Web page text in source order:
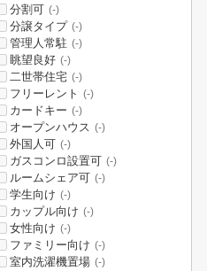
分割可 (-)
分譲タイプ (-)
管理人常駐 (-)
眺望良好 (-)
二世帯住宅 (-)
フリーレント (-)
カードキー (-)
オープンハウス (-)
外国人可 (-)
ガスコンロ設置可 (-)
ルームシェア可 (-)
学生向け (-)
カップル向け (-)
女性向け (-)
ファミリー向け (-)
室内洗濯機置場 (-)